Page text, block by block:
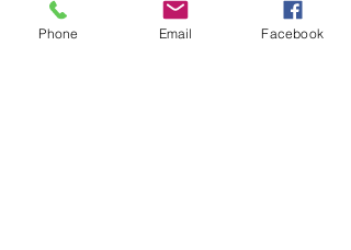
¿Necesitas equipar tu
ferretería?
Phone Email Facebook